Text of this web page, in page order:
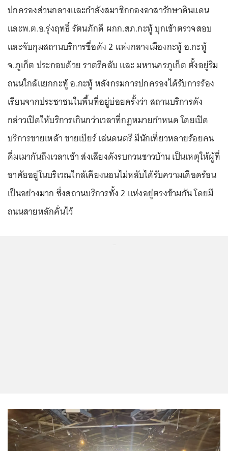
ปกครองส่วนกลางและกำลังสมาชิกกองอาสารักษาดินแดน
และพ.ต.อ.รุ่งฤทธิ์ รัตนภักดี ผกก.สภ.กะทู้ บุกเข้าตรวจสอบ
และจับกุมสถานบริการชื่อดัง 2 แห่งกลางเมืองกะทู้ อ.กะทู้
จ.ภูเก็ต ประกอบด้วย ราตรีคลับ และ มหานครภูเก็ต ตั้งอยู่ริม
ถนนใกล้แยกกะทู้ อ.กะทู้ หลังกรมการปกครองได้รับการร้อง
เรียนจากประชาชนในพื้นที่อยู่บ่อยครั้งว่า สถานบริการดัง
กล่าวเปิดให้บริการเกินกว่าเวลาที่กฎหมายกำหนด โดยเปิด
บริการขายเหล้า ขายเบียร์ เล่นดนตรี มีนักเที่ยวหลายร้อยคน
ดื่มเมากันถึงเวลาเช้า ส่งเสียงดังรบกวนชาวบ้าน เป็นเหตุให้ผู้ที่
อาศัยอยู่ในบริเวณใกล้เคียงนอนไม่หลับได้รับความเดือดร้อน
เป็นอย่างมาก ซึ่งสถานบริการทั้ง 2 แห่งอยู่ตรงข้ามกัน โดยมี
ถนนสายหลักคั่นไว้